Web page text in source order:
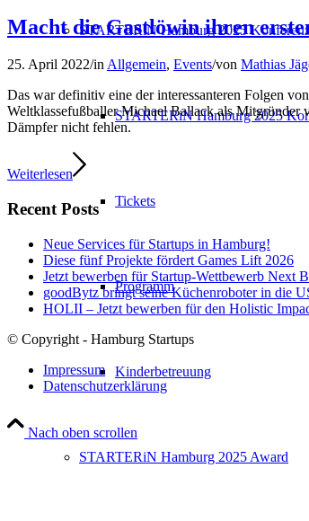
STARTERiN Hamburg 2025
STARTERiN Hamburg 2025
Tickets
Programm
Kinderbetreuung
STARTERiN Hamburg 2025 Award
Macht die Gastlöwin ihren
25. April 2022/inAllgemein, Events/von Mathias
Das war definitiv eine der interessanteren Folgen
Weltklassefußballer Michael Ballack als Mitgründer
Dämpfer nicht fehlen.
Weiterlesen
Recent Posts
Neue Services für Startups in Hamburg!
Diese fünf Projekte fördert Games Lift 2026
Jetzt bewerben für Startup-Wettbewerb Next
goodBytz bringt seine Küchenroboter in die
HOLII – Jetzt bewerben für den Holistic
© Copyright - Hamburg Startups
Impressum
Datenschutzerklärung
Nach oben scrollen